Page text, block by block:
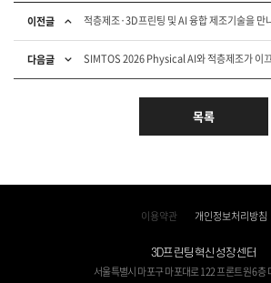
이전글
다음글
목록
이용약관 개인정보처리방침
3D프린팅혁신성장센터
서울특별시 마포구 마포대로 122 프론트원 6층